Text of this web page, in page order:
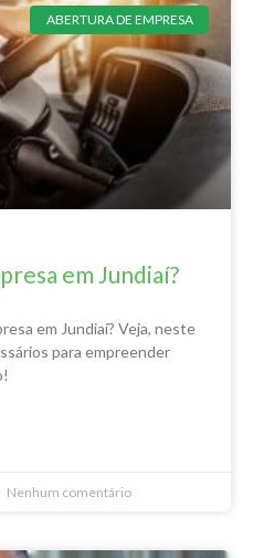
ABERTURA DE EMPRESA
em Jundiaí?
em Jundiaí? Veja, neste
para empreender
Nenhum comentário